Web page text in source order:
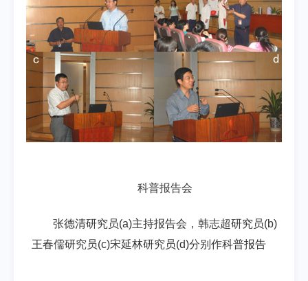
科普报告会
张德清研究员(a)主持报告会，韩志超研究员(b)
王春儒研究员(c)宋延林研究员(d)分别作科普报告